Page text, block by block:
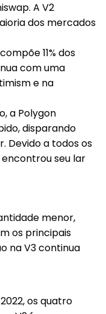
A V2
dos mercados
11% dos
com uma
e na
a Polygon
disparando
Devido a todos os
encontrou seu lar
menor,
os principais
na V3 continua
os quatro